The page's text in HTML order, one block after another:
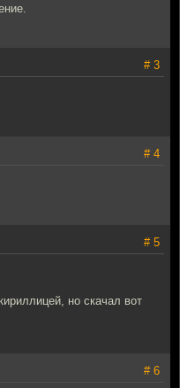
# 3
# 4
# 5
но скачал вот
# 6